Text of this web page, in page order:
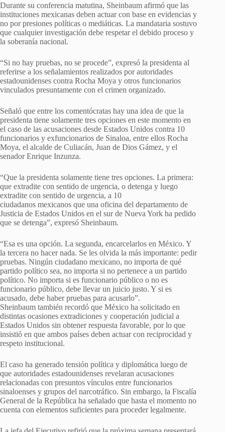
Durante su conferencia matutina, Sheinbaum afirmó que las
instituciones mexicanas deben actuar con base en evidencias y
no por presiones políticas o mediáticas. La mandataria sostuvo
que cualquier investigación debe respetar el debido proceso y
la soberanía nacional.
“Si no hay pruebas, no se procede”, expresó la presidenta al
referirse a los señalamientos realizados por autoridades
estadounidenses contra Rocha Moya y otros funcionarios
vinculados presuntamente con el crimen organizado.
Señaló que entre los comentócratas hay una idea de que la
presidenta tiene solamente tres opciones en este momento en
el caso de las acusaciones desde Estados Unidos contra 10
funcionarios y exfuncionarios de Sinaloa, entre ellos Rocha
Moya, el alcalde de Culiacán, Juan de Dios Gámez, y el
senador Enrique Inzunza.
“Que la presidenta solamente tiene tres opciones. La primera:
que extradite con sentido de urgencia, o detenga y luego
extradite con sentido de urgencia, a 10
ciudadanos mexicanos que una oficina del departamento de
Justicia de Estados Unidos en el sur de Nueva York ha pedido
que se detenga”, expresó Sheinbaum.
“Esa es una opción. La segunda, encarcelarlos en México. Y
la tercera no hacer nada. Se les olvida la más importante: pedir
pruebas. Ningún ciudadano mexicano, no importa de qué
partido político sea, no importa si no pertenece a un partido
político. No importa si es funcionario público o no es
funcionario público, debe llevar un juicio justo. Y si es
acusado, debe haber pruebas para acusarlo”.
Sheinbaum también recordó que México ha solicitado en
distintas ocasiones extradiciones y cooperación judicial a
Estados Unidos sin obtener respuesta favorable, por lo que
insistió en que ambos países deben actuar con reciprocidad y
respeto institucional.
El caso ha generado tensión política y diplomática luego de
que autoridades estadounidenses revelaran acusaciones
relacionadas con presuntos vínculos entre funcionarios
sinaloenses y grupos del narcotráfico. Sin embargo, la Fiscalía
General de la República ha señalado que hasta el momento no
cuenta con elementos suficientes para proceder legalmente.